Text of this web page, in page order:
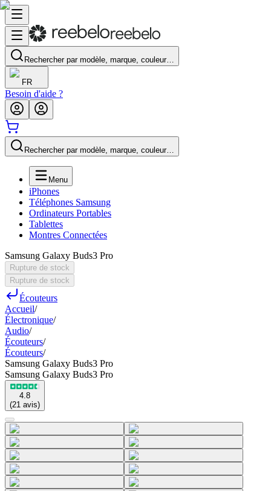
Rechercher par modèle, marque, couleur…
FR
Besoin d'aide ?
Rechercher par modèle, marque, couleur…
Menu
iPhones
Téléphones Samsung
Ordinateurs Portables
Tablettes
Montres Connectées
Samsung Galaxy Buds3 Pro
Rupture de stock
Rupture de stock
Écouteurs
Accueil/
Électronique/
Audio/
Écouteurs/
Écouteurs/
Samsung Galaxy Buds3 Pro
Samsung Galaxy Buds3 Pro
4.8
(21 avis)